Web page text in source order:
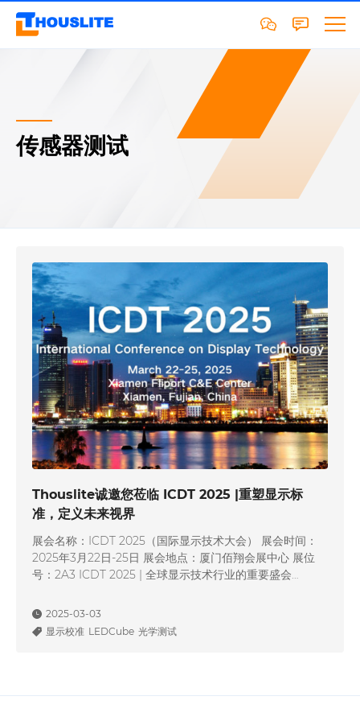
传感器测试
Thouslite诚邀您莅临 ICDT 2025 |重塑显示标
准，定义未来视界
展会名称：ICDT 2025（国际显示技术大会） 展会时间：
2025年3月22日-25日 展会地点：厦门佰翔会展中心 展位
号：2A3 ICDT 2025 | 全球显示技术行业的重要盛会
办，是全球显示技术领域的重要交流平台，汇聚显示面板、
光学影像、智能制造、Micro/Mini-LED、OLED、车载显
2025-03-03
显示校准 LEDCube 光学测试